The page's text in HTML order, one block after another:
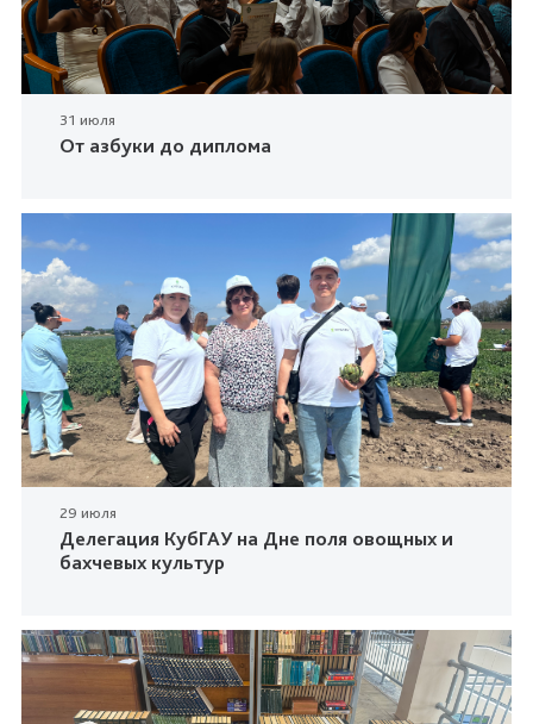
31 июля
От азбуки до диплома
29 июля
Делегация КубГАУ на Дне поля овощных и
бахчевых культур